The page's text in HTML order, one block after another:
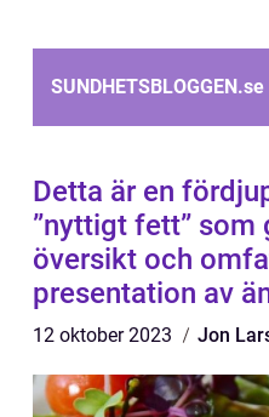
SUNDHETSBLOGGEN.se
Detta är en
”nyttigt fett” som
översikt och
presentation av
12 oktober 2023 Jon